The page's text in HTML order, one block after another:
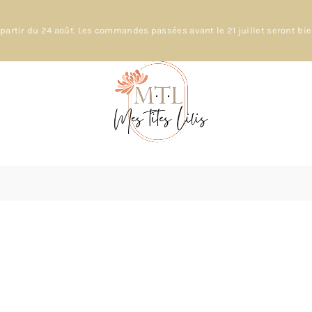
du 24 août. Les commandes passées avant le 21 juillet seront